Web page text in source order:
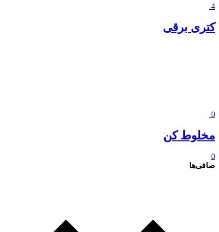
4
کتری برقی
0
مخلوط کن
0
صافی‌ها